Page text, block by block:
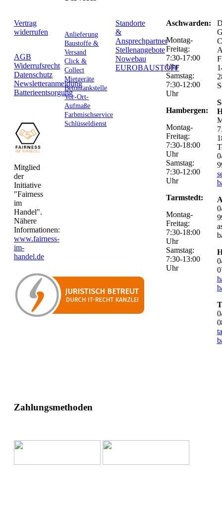
Vertrag
widerrufen
AGB
Widerrufsrecht
Datenschutz
Newsletteranmeldung
Batterieentsorgung
Mitglied
der
Initiative
"Fairness
im
Handel".
Nähere
Informationen:
www.fairness-
im-
handel.de
Anlieferung
Baustoffe &
Versand
Click &
Collect
Mietgeräte
Betontankstelle
Vor-Ort-
Aufmaße
Farbmischservice
Schlüsseldienst
Standorte
&
Ansprechpartner
Stellenangebote
Nowebau
EUROBAUSTOFF
Aschwarden:
Montag-
Freitag:
7:30-17:00
Uhr
Samstag:
7:30-12:00
Uhr
Hambergen:
Montag-
Freitag:
7:30-18:00
Uhr
Samstag:
7:30-12:00
Uhr
Tarmstedt:
Montag-
Freitag:
7:30-18:00
Uhr
Samstag:
7:30-13:00
Uhr
Zahlungsmethoden